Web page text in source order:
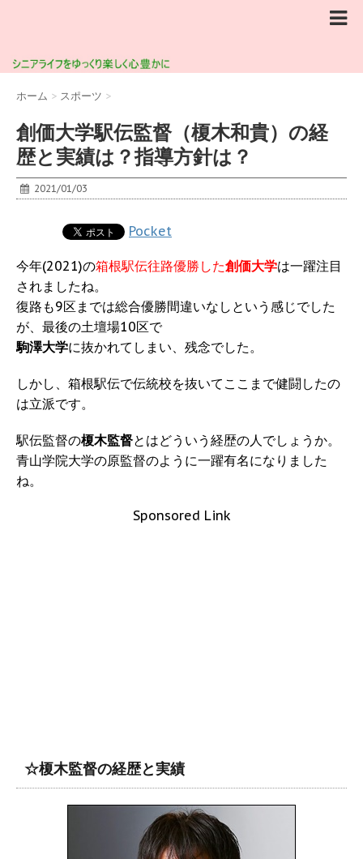
ホーム > スポーツ >
創価大学駅伝監督（榎木和貴）の経
歴と実績は？指導方針は？
2021/01/03
Pocket
今年(2021)の箱根駅伝往路優勝した創価大学は一躍注目
されましたね。
復路も9区までは総合優勝間違いなしという感じでした
が、最後の土壇場10区で
駒澤大学に抜かれてしまい、残念でした。
しかし、箱根駅伝で伝統校を抜いてここまで健闘したの
は立派です。
駅伝監督の榎木監督とはどういう経歴の人でしょうか。
青山学院大学の原監督のように一躍有名になりました
ね。
Sponsored Link
☆榎木監督の経歴と実績